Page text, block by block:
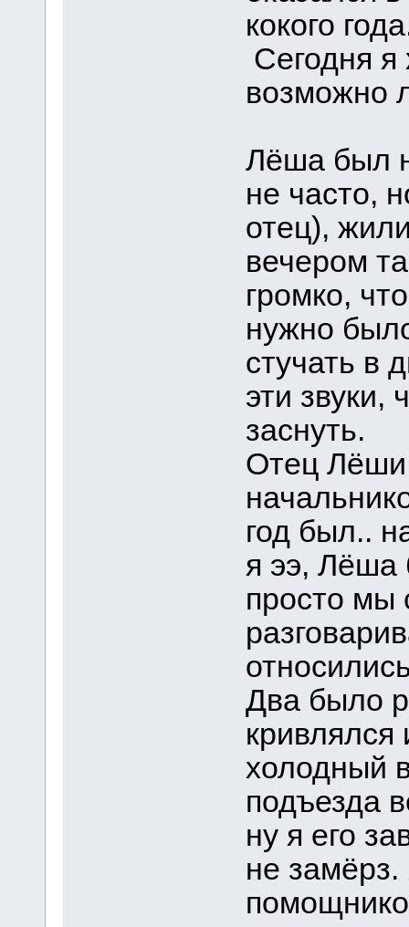
кокого
Сегодня я
возможно
Лёша был
не часто,
отец),
вечером
громко,
нужно
стучать в
эти звуки,
заснуть.
Отец
год был..
я ээ, Лёша
просто мы
Два было
кривлялся
холодный
подъезда
ну я его
не замёрз.